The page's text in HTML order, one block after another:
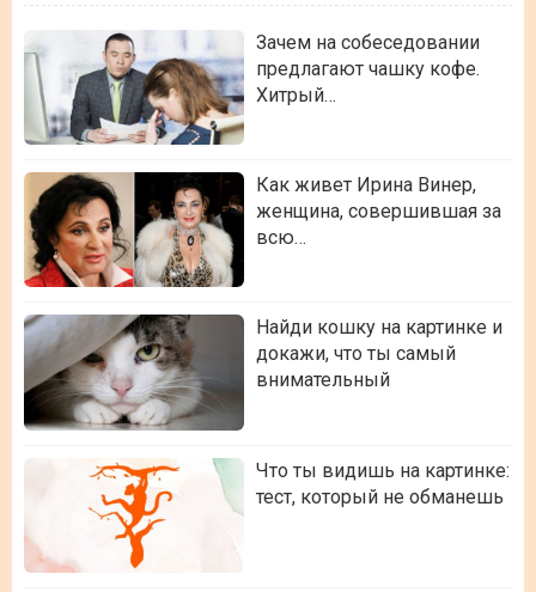
Зачем на собеседовании
предлагают чашку кофе.
Хитрый…
Как живет Ирина Винер,
женщина, совершившая за
всю…
Найди кошку на картинке и
докажи, что ты самый
внимательный
Что ты видишь на картинке:
тест, который не обманешь